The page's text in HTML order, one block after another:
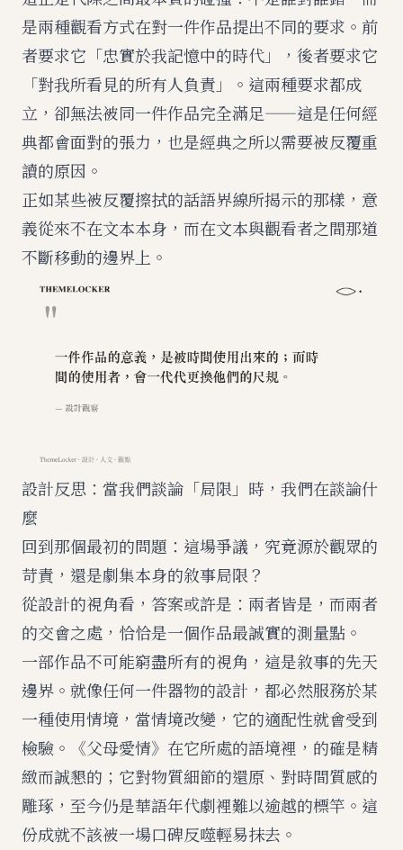
是兩種觀看方式在對一件作品提出不同的要求。前
者要求它「忠實於我記憶中的時代」，後者要求它
「對我所看見的所有人負責」。這兩種要求都成
立，卻無法被同一件作品完全滿足——這是任何經
典都會面對的張力，也是經典之所以需要被反覆重
讀的原因。
正如某些被反覆擦拭的話語界線所揭示的那樣，意
義從來不在文本本身，而在文本與觀看者之間那道
不斷移動的邊界上。
設計反思：當我們談論「局限」時，我們在談論什
麼
回到那個最初的問題：這場爭議，究竟源於觀眾的
苛責，還是劇集本身的敘事局限？
從設計的視角看，答案或許是：兩者皆是，而兩者
的交會之處，恰恰是一個作品最誠實的測量點。
一部作品不可能窮盡所有的視角，這是敘事的先天
邊界。就像任何一件器物的設計，都必然服務於某
一種使用情境，當情境改變，它的適配性就會受到
檢驗。《父母愛情》在它所處的語境裡，的確是精
緻而誠懇的；它對物質細節的還原、對時間質感的
雕琢，至今仍是華語年代劇裡難以逾越的標竿。這
份成就不該被一場口碑反噬輕易抹去。